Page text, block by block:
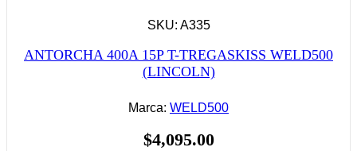
SKU: A335
ANTORCHA 400A 15P T-TREGASKISS WELD500
(LINCOLN)
Marca: WELD500
$4,095.00